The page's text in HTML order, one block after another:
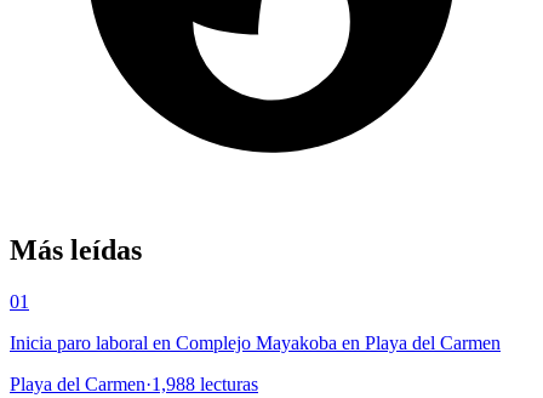
Más leídas
01
Inicia paro laboral en Complejo Mayakoba en Playa del Carmen
Playa del Carmen·1,988 lecturas